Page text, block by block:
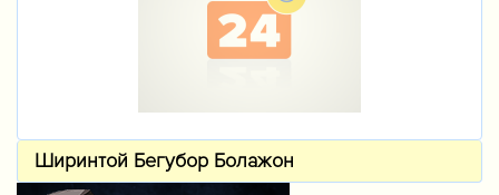
Ширинтой Бегубор Болажон